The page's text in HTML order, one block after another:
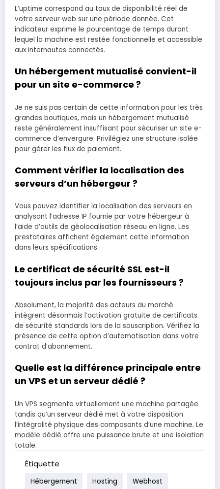
L’uptime correspond au taux de disponibilité réel de
votre serveur web sur une période donnée. Cet
indicateur exprime le pourcentage de temps durant
lequel la machine est restée fonctionnelle et accessible
aux internautes connectés.
Un hébergement mutualisé convient-il
pour un site e-commerce ?
Je ne suis pas certain de cette information pour les très
grandes boutiques, mais un hébergement mutualisé
reste généralement insuffisant pour sécuriser un site e-
commerce d’envergure. Privilégiez une structure isolée
pour gérer les flux de paiement.
Comment vérifier la localisation des
serveurs d’un hébergeur ?
Vous pouvez identifier la localisation des serveurs en
analysant l’adresse IP fournie par votre hébergeur à
l’aide d’outils de géolocalisation réseau en ligne. Les
prestataires affichent également cette information
dans leurs spécifications.
Le certificat de sécurité SSL est-il
toujours inclus par les fournisseurs ?
Absolument, la majorité des acteurs du marché
intègrent désormais l’activation gratuite de certificats
de sécurité standards lors de la souscription. Vérifiez la
présence de cette option d’automatisation dans votre
contrat d’abonnement.
Quelle est la différence principale entre
un VPS et un serveur dédié ?
Un VPS segmente virtuellement une machine partagée
tandis qu’un serveur dédié met à votre disposition
l’intégralité physique des composants d’une machine. Le
modèle dédié offre une puissance brute et une isolation
totale.
Étiquette
Hébergement Hosting Webhost